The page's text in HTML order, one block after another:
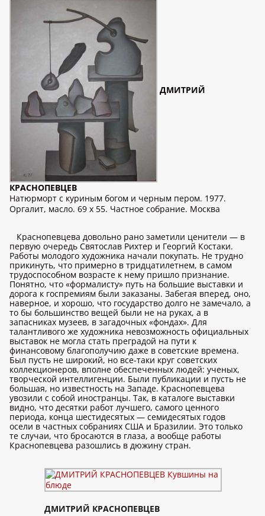
ДМИТРИЙ
КРАСНОПЕВЦЕВ
Натюрморт с куриным богом и черным пером. 1977.
Оргалит, масло. 69 x 55. Частное собрание. Москва
Краснопевцева довольно рано заметили ценители — в
первую очередь Святослав Рихтер и Георгий Костаки.
Работы молодого художника начали покупать. Не трудно
прикинуть, что примерно в тридцатилетнем, в самом
трудоспособном возрасте к нему пришло признание.
Понятно, что «формалисту» путь на большие выставки и
дорога к госпремиям были заказаны. Забегая вперед, оно,
наверное, и хорошо, что государство долго не замечало, а
то бы большинство вещей были не на руках, а в
запасниках музеев, в загадочных «фондах». Для
талантливого же художника невозможность официальных
выставок не могла стать преградой на пути к
финансовому благополучию даже в советские времена.
Был пусть не широкий, но все-таки круг советских
коллекционеров, вполне обеспеченных людей: ученых,
творческой интеллигенции. Были публикации и пусть не
большая, но известность на Западе. Краснопевцева
увозили с собой иностранцы. Так, в каталоге выставки
видно, что десятки работ лучшего, самого ценного
периода, конца шестидесятых — семидесятых годов
осели в частных собраниях США и Бразилии. Это только
те случаи, что бросаются в глаза, а вообще работы
Краснопевцева разошлись в дюжину стран.
ДМИТРИЙ КРАСНОПЕВЦЕВ